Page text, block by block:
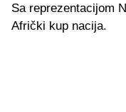
Sa reprezentacijom
Afrički kup nacija.